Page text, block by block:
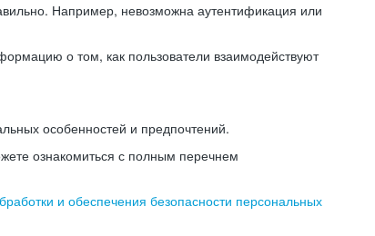
Например, невозможна аутентификация или
о том, как пользователи взаимодействуют
особенностей и предпочтений.
ознакомиться с полным перечнем
и обеспечения безопасности персональных